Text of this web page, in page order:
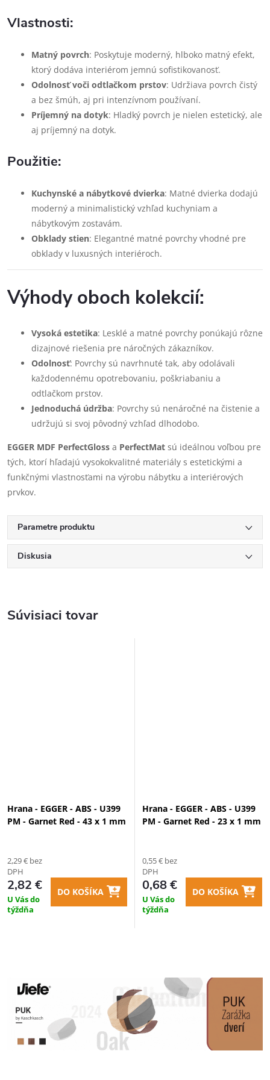
Vlastnosti:
Matný povrch: Poskytuje moderný, hlboko matný efekt,
ktorý dodáva interiérom jemnú sofistikovanosť.
Odolnosť voči odtlačkom prstov: Udržiava povrch čistý
a bez šmúh, aj pri intenzívnom používaní.
Príjemný na dotyk: Hladký povrch je nielen estetický, ale
aj príjemný na dotyk.
Použitie:
Kuchynské a nábytkové dvierka: Matné dvierka dodajú
moderný a minimalistický vzhľad kuchyniam a
nábytkovým zostavám.
Obklady stien: Elegantné matné povrchy vhodné pre
obklady v luxusných interiéroch.
Výhody oboch kolekcií:
Vysoká estetika: Lesklé a matné povrchy ponúkajú rôzne
dizajnové riešenia pre náročných zákazníkov.
Odolnosť: Povrchy sú navrhnuté tak, aby odolávali
každodennému opotrebovaniu, poškriabaniu a
odtlačkom prstov.
Jednoduchá údržba: Povrchy sú nenáročné na čistenie a
udržujú si svoj pôvodný vzhľad dlhodobo.
EGGER MDF PerfectGloss a PerfectMat sú ideálnou voľbou pre
tých, ktorí hľadajú vysokokvalitné materiály s estetickými a
funkčnými vlastnosťami na výrobu nábytku a interiérových
prvkov.
Parametre produktu
Diskusia
Súvisiaci tovar
Hrana - EGGER - ABS - U399
PM - Garnet Red - 43 x 1 mm
2,29 € bez
DPH
2,82 €
U Vás do
týždňa
DO KOŠÍKA
Hrana - EGGER - ABS - U399
PM - Garnet Red - 23 x 1 mm
0,55 € bez
DPH
0,68 €
U Vás do
týždňa
DO KOŠÍKA